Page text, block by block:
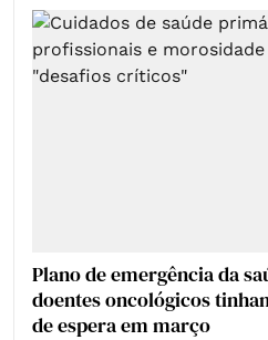
Plano de emergência da
doentes oncológicos
de espera em março